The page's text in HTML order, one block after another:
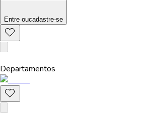
Entre oucadastre-se
Departamentos